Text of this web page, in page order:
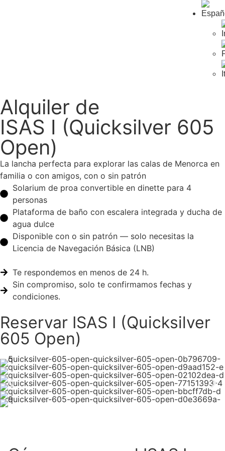
Alquiler de
ISAS I (Quicksilver 605
Open)
La lancha perfecta para explorar las calas de Menorca en
familia o con amigos, con o sin patrón
Solarium de proa convertible en dinette para 4
personas
Plataforma de baño con escalera integrada y ducha de
agua dulce
Disponible con o sin patrón — solo necesitas la
Licencia de Navegación Básica (LNB)
Te respondemos en menos de 24 h.
Sin compromiso, solo te confirmamos fechas y
condiciones.
Reservar ISAS I (Quicksilver
605 Open)